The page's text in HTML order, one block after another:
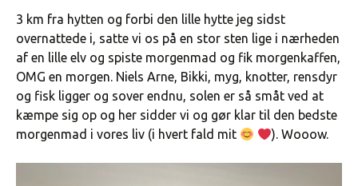
3 km fra hytten og forbi den lille hytte jeg sidst
overnattede i, satte vi os på en stor sten lige i nærheden
af en lille elv og spiste morgenmad og fik morgenkaffen,
OMG en morgen. Niels Arne, Bikki, myg, knotter, rensdyr
og fisk ligger og sover endnu, solen er så småt ved at
kæmpe sig op og her sidder vi og gør klar til den bedste
morgenmad i vores liv (i hvert fald mit
). Wooow.